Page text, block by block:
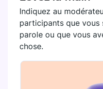
Indiquez au
participants que vous
parole ou que vous
chose.